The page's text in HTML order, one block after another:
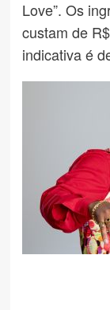
Love”. Os
custam de
indicativa é